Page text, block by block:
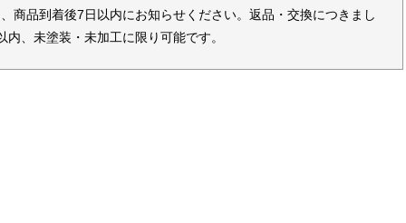
商品到着後7日以内にお知らせください。返品・交換につきまし
内、未塗装・未加工に限り可能です。